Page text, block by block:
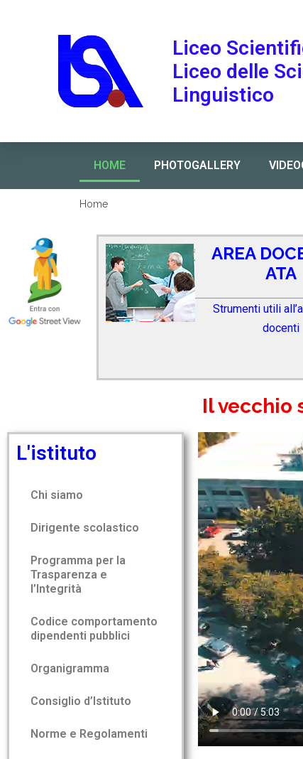
Liceo
Liceo delle
Linguistico
HOME PHOTOGALLERY
Home
AREA
ATA
Strumenti utili
docenti
Il vecchio
L'istituto
Chi siamo
Dirigente scolastico
Programma per la
Trasparenza e
l’Integrità
Codice comportamento
dipendenti pubblici
Organigramma
Consiglio d’Istituto
Norme e Regolamenti